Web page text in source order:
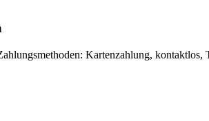
Kartenzahlung, kontaktlos,